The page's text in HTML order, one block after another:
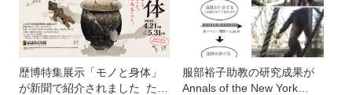
歴博特集展示「モノと身体」
が新聞で紹介されました
ただ
服部裕子助教の研究成果が
Annals of the New York